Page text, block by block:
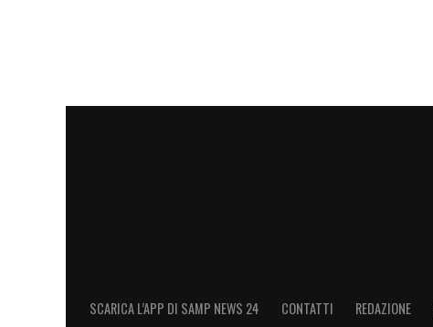
SCARICA L’APP DI SAMP NEWS 24 CONTATTI REDAZIONE